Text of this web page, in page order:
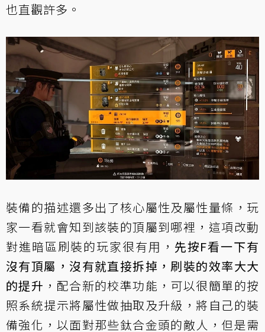
也直觀許多。
裝備的描述還多出了核心屬性及屬性量條，玩
家一看就會知到該裝的頂屬到哪裡，這項改動
對進暗區刷裝的玩家很有用， 先按F看一下有
沒有頂屬，沒有就直接拆掉，刷裝的效率大大
的提升 ，配合新的校準功能，可以很簡單的按
照系統提示將屬性做抽取及升級，將自己的裝
備強化，以面對那些鈦合金頭的敵人，但是需